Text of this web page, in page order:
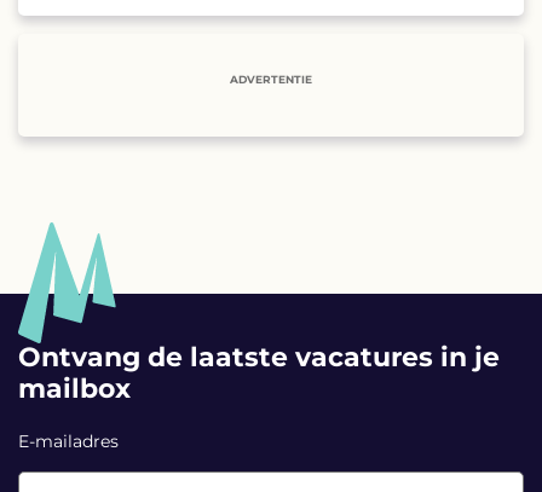
ADVERTENTIE
Ontvang de laatste vacatures in je
mailbox
E-mailadres